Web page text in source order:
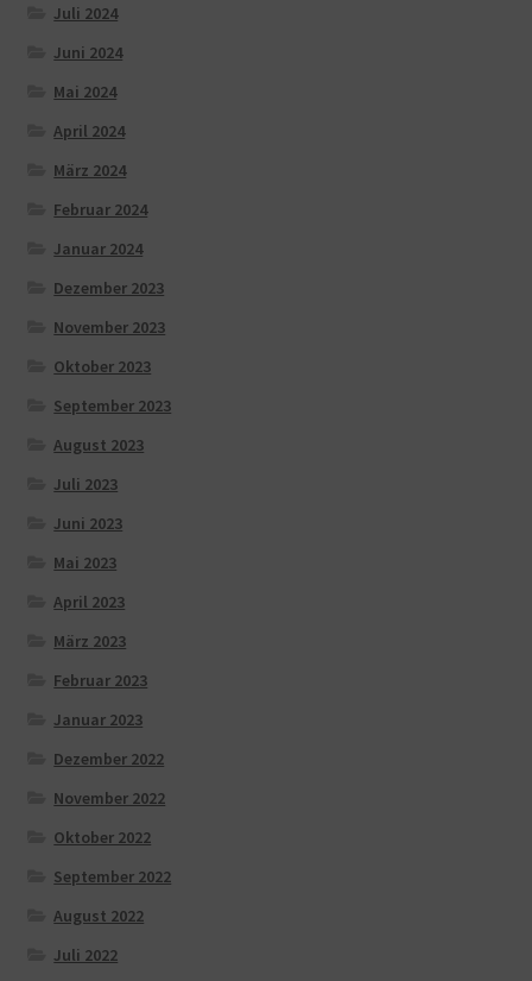
Juli 2024
Juni 2024
Mai 2024
April 2024
März 2024
Februar 2024
Januar 2024
Dezember 2023
November 2023
Oktober 2023
September 2023
August 2023
Juli 2023
Juni 2023
Mai 2023
April 2023
März 2023
Februar 2023
Januar 2023
Dezember 2022
November 2022
Oktober 2022
September 2022
August 2022
Juli 2022